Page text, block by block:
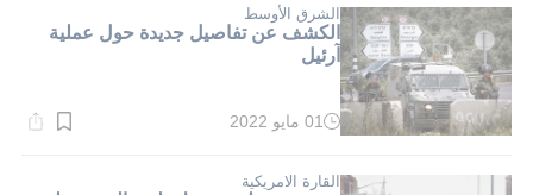
دقيقة.
الشرق الأوسط
الكشف عن تفاصيل جديدة حول عملية
آرئيل
وقت
دقيقة.
01 مايو 2022
القارة الامريكية